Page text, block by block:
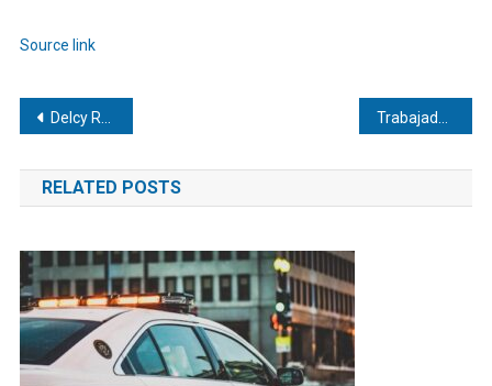
Source link
Navegación
de
entradas
Delcy Rodríguez apuesta por una relación «a largo plazo» con EEUU
RELATED POSTS